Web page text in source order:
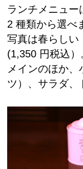
ランチメニュー
2 種類から選べ
写真は春らしい
(1,350 円税込）
メインのほか
ツ）、サラダ、